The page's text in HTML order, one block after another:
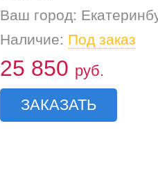
Ваш город:
Наличие: Под заказ
25 850 руб.
ЗАКАЗАТЬ